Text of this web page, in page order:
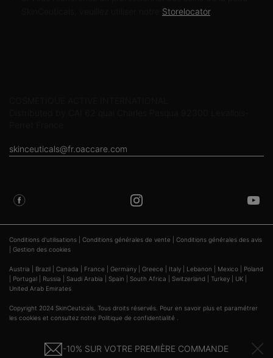
Storelocator.
skinceuticals@fr.oaccare.com
Conditions d'utilisations Conditions générales de vente
Conditions générales des avis
Gestion des cookies
Austria Brazil Canada France Germany Greece Italy Lebanon Mexico
Poland
Portugal Russia Saudi Arabia Spain South Africa Switzerland Turkey UK
United Arab Emirates
Copyright 2024 SkinCeuticals. Tous droits réservés. Pour en savoir plus et paramétrer
les cookies et consultez notre Politique de confidentialité
-10% SUR VOTRE PREMIÈRE COMMANDE